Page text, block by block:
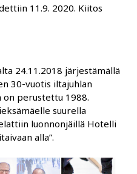
11.9. 2020. Kiitos
24.11.2018 järjestämällä
30-vuotis iltajuhlan
on perustettu 1988.
suurella
luonnonjäillä Hotelli
alla”.